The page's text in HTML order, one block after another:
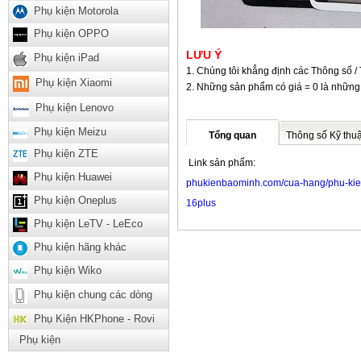
Phụ kiện Motorola
Phụ kiện OPPO
Phụ kiện iPad
Phụ kiện Xiaomi
Phụ kiện Lenovo
Phụ kiện Meizu
Phụ kiện ZTE
Phụ kiện Huawei
Phụ kiện Oneplus
Phụ kiện LeTV - LeEco
Phụ kiện hãng khác
Phụ kiện Wiko
Phụ kiện chung các dòng
Phụ Kiện HKPhone - Rovi
Phụ kiện
LƯU Ý
Chúng tôi khẳng định các Thông số
Những sản phẩm có giá = 0 là
Tổng quan Thông số Kỹ
Link sản phẩm:
phukienbaominh.com/cua-hang/phu-
16plus